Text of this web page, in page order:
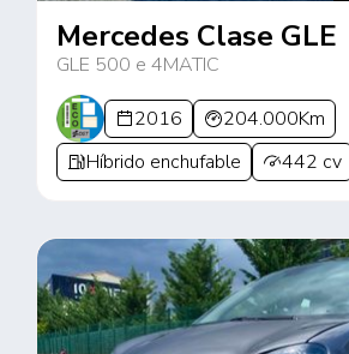
Mercedes Clase GLE
GLE 500 e 4MATIC
2016
204.000Km
Híbrido enchufable
442 cv